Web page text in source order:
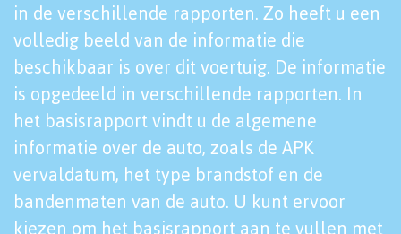
in de verschillende rapporten. Zo heeft u een
volledig beeld van de informatie die
beschikbaar is over dit voertuig. De informatie
is opgedeeld in verschillende rapporten. In
het basisrapport vindt u de algemene
informatie over de auto, zoals de APK
vervaldatum, het type brandstof en de
bandenmaten van de auto. U kunt ervoor
kiezen om het basisrapport aan te vullen met